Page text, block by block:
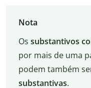
Nota
Os substantivos
por mais de uma
podem também
substantivas.